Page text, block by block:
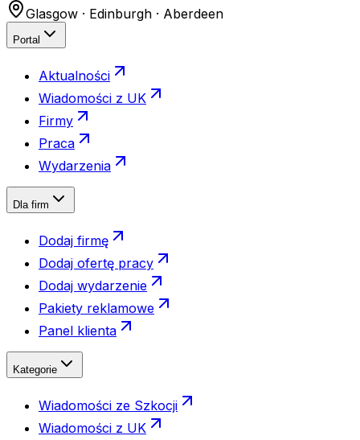
Glasgow · Edinburgh · Aberdeen
Portal
Aktualności
Wiadomości z UK
Firmy
Praca
Wydarzenia
Dla firm
Dodaj firmę
Dodaj ofertę pracy
Dodaj wydarzenie
Pakiety reklamowe
Panel klienta
Kategorie
Wiadomości ze Szkocji
Wiadomości z UK